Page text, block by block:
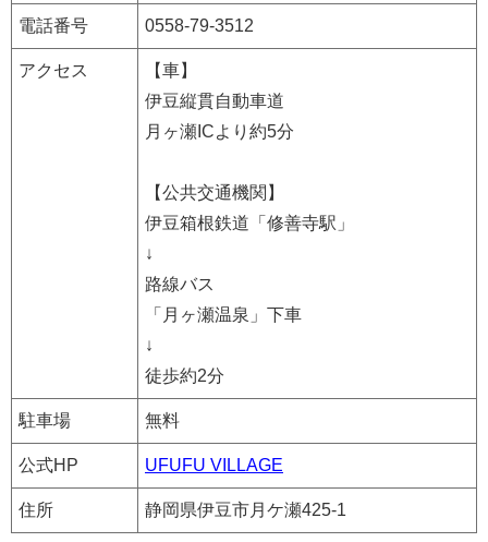
電話番号 0558-79-3512
アクセス
【車】
伊豆縦貫自動車道
月ヶ瀬ICより約5分
【公共交通機関】
伊豆箱根鉄道「修善寺駅」
↓
路線バス
「月ヶ瀬温泉」下車
↓
徒歩約2分
駐車場 無料
公式HP UFUFU VILLAGE
住所 静岡県伊豆市月ケ瀬425-1